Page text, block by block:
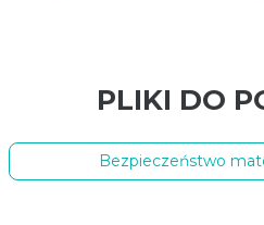
PLIKI DO
Bezpieczeństwo